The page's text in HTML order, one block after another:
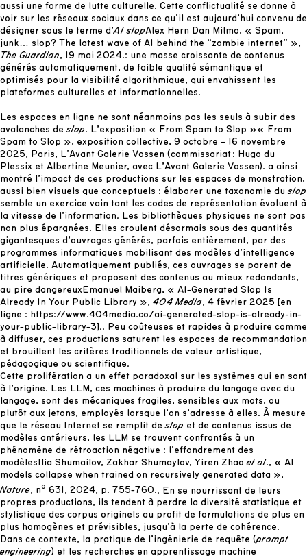
aussi une forme de lutte culturelle. Cette conflictualité se donne à
voir sur les réseaux sociaux dans ce qu’il est aujourd’hui convenu de
désigner sous le terme d’AI slopAlex Hern Dan Milmo, « Spam,
junk… slop? The latest wave of AI behind the “zombie internet” »,
The Guardian, 19 mai 2024.: une masse croissante de contenus
générés automatiquement, de faible qualité sémantique et
optimisés pour la visibilité algorithmique, qui envahissent les
plateformes culturelles et informationnelles.
Les espaces en ligne ne sont néanmoins pas les seuls à subir des
avalanches deslop. L’exposition « From Spam to Slop »« From
Spam to Slop », exposition collective, 9 octobre – 16 novembre
2025, Paris, L’Avant Galerie Vossen (commissariat : Hugo du
Plessix et Albertine Meunier, avec L’Avant Galerie Vossen). a ainsi
montré l’impact de ces productions sur les espaces de monstration,
aussi bien visuels que conceptuels : élaborer une taxonomie duslop
semble un exercice vain tant les codes de représentation évoluent à
la vitesse de l’information. Les bibliothèques physiques ne sont pas
non plus épargnées. Elles croulent désormais sous des quantités
gigantesques d’ouvrages générés, parfois entièrement, par des
programmes informatiques mobilisant des modèles d’intelligence
artificielle. Automatiquement publiés, ces ouvrages se parent de
titres génériques et proposent des contenus au mieux redondants,
au pire dangereuxEmanuel Maiberg, « AI-Generated Slop Is
Already In Your Public Library », 404 Media, 4 février 2025 [en
ligne : https://www.404media.co/ai-generated-slop-is-already-in-
your-public-library-3].. Peu coûteuses et rapides à produire comme
à diffuser, ces productions saturent les espaces de recommandation
et brouillent les critères traditionnels de valeur artistique,
pédagogique ou scientifique.
Cette prolifération a un effet paradoxal sur les systèmes qui en sont
à l’origine. Les LLM, ces machines à produire du langage avec du
langage, sont des mécaniques fragiles, sensibles aux mots, ou
plutôt aux jetons, employés lorsque l’on s’adresse à elles. À mesure
que le réseau Internet se remplit deslop et de contenus issus de
modèles antérieurs, les LLM se trouvent confrontés à un
phénomène de rétroaction négative : l’effondrement des
modèlesIlia Shumailov, Zakhar Shumaylov, Yiren Zhaoet al., « AI
models collapse when trained on recursively generated data »,
Nature, no 631, 2024, p. 755-760.. En se nourrissant de leurs
propres productions, ils tendent à perdre la diversité statistique et
stylistique des corpus originels au profit de formulations de plus en
plus homogènes et prévisibles, jusqu’à la perte de cohérence.
Dans ce contexte, la pratique de l’ingénierie de requête (prompt
engineering) et les recherches en apprentissage machine